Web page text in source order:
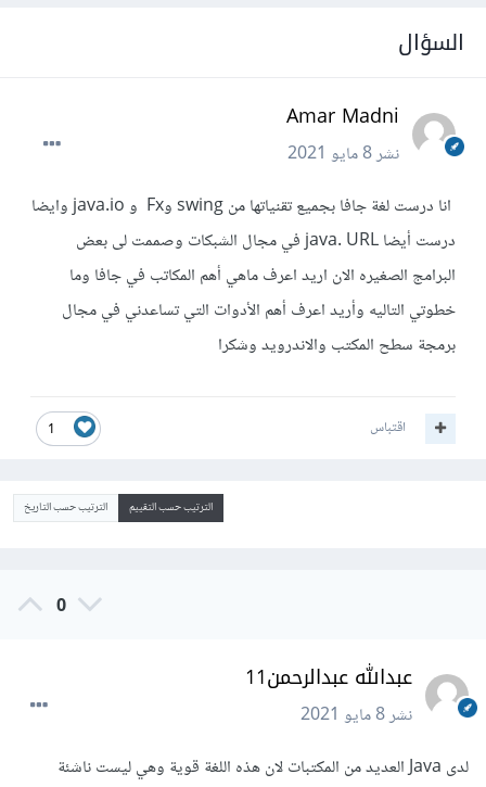
السؤال
Amar Madni
نشر8 مايو 2021
انا درست لغة جافا بجميع تقنياتها من swing وFx و java.io وايضا
درست أيضا java. URL في مجال الشبكات وصممت لى بعض
البرامج الصغيره الان اريد اعرف ماهي أهم المكاتب في جافا وما
خطوتي التاليه وأريد اعرف أهم الأدوات التي تساعدني في مجال
برمجة سطح المكتب والاندرويد وشكرا
1 اقتباس
الترتيب حسب التقييم الترتيب حسب التاريخ
0
عبدالله عبدالرحمن11
نشر8 مايو 2021
لدى Java العديد من المكتبات لان هذه اللغة قوية وهي ليست ناشئة